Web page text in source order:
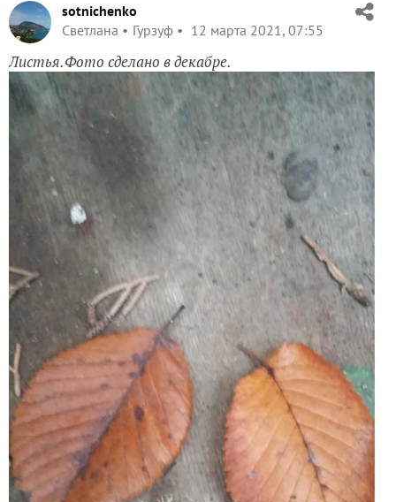
sotnichenko
Светлана
Гурзуф 12 марта 2021, 07:55
Листья.Фото сделано в декабре.